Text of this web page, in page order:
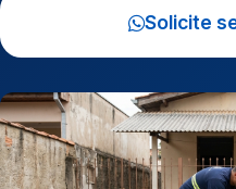
Solicite